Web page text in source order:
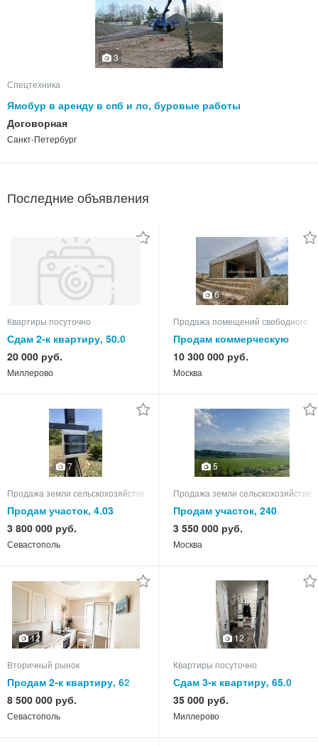
3
Спецтехника
Ямобур в аренду в спб и ло, буровые работы
Договорная
Санкт-Петербург
Последние объявления
Квартиры посуточно
Сдам 2-к квартиру, 50.0
кв.м, этаж 3 из 5
20 000 руб.
Миллерово
6
Продажа помещений свободного
Продам коммерческую
недвижимость
10 300 000 руб.
Москва
7
Продажа земли сельскохозяйственного назначения
Продам участок, 4.03
3 800 000 руб.
Севастополь
5
Продажа земли
Продам участок, 240
3 550 000 руб.
Москва
12
Вторичный рынок
Продам 2-к квартиру, 62
кв.м, этаж 9 из 9
8 500 000 руб.
Севастополь
12
Квартиры посуточно
Сдам 3-к квартиру, 65.0
кв.м, этаж 5 из 5
35 000 руб.
Миллерово